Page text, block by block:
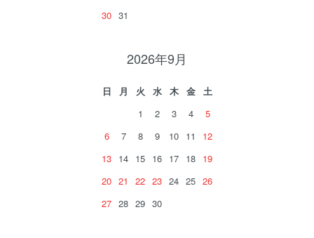
30 31
2026年9月
日 月 火 水 木 金
土
1
2 3 4
5
6
7 8 9 10 11
12
13 14 15 16 17 18 19
20 21 22 23 24 25 26
27 28 29 30